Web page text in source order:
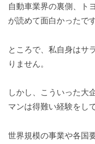
自動車業界の裏側、ト
が読めて面白かったです
ところで、私自身はサ
りません。
しかし、こういった大
マンは得難い経験をし
世界規模の事業や各国